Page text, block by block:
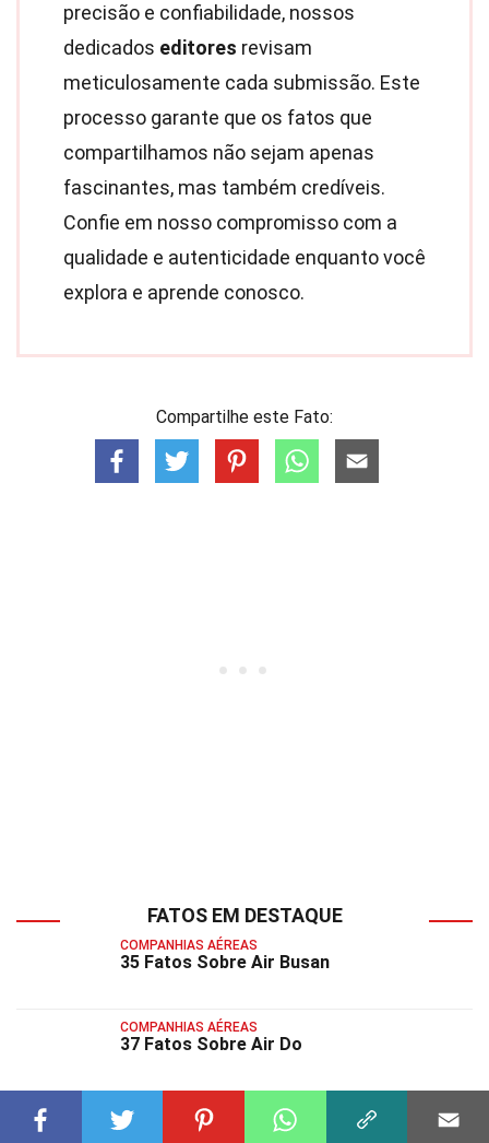
precisão e confiabilidade, nossos
dedicados editores revisam
meticulosamente cada submissão. Este
processo garante que os fatos que
compartilhamos não sejam apenas
fascinantes, mas também credíveis.
Confie em nosso compromisso com a
qualidade e autenticidade enquanto você
explora e aprende conosco.
Compartilhe este Fato:
FATOS EM DESTAQUE
COMPANHIAS AÉREAS
35 Fatos Sobre Air Busan
COMPANHIAS AÉREAS
37 Fatos Sobre Air Do
COMPANHIAS AÉREAS
35 Fatos Sobre Air Madagascar